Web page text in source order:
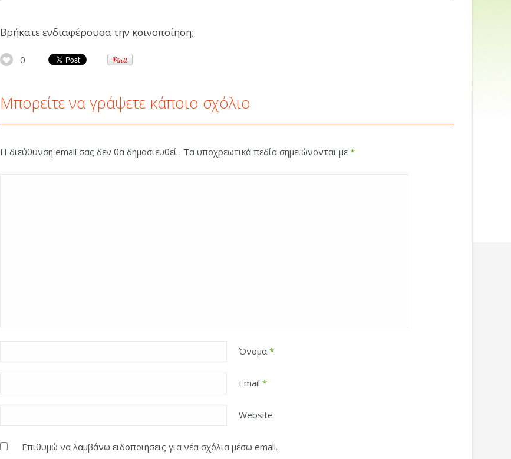
Βρήκατε ενδιαφέρουσα την κοινοποίηση;
0
Μπορείτε να γράψετε κάποιο σχόλιο
Η διεύθυνση email σας δεν θα δημοσιευθεί . Τα υποχρεωτικά πεδία σημειώνονται με *
Όνομα *
Email *
Website
Επιθυμώ να λαμβάνω ειδοποιήσεις για νέα σχόλια μέσω email.